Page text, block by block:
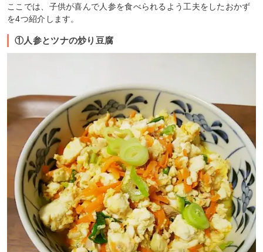
ここでは、子供が喜んで人参を食べられるよう工夫をしたおかず
を4つ紹介します。
①人参とツナの炒り豆腐